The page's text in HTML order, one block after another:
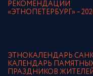
РЕКОМЕНДАЦИИ
«ЭТНОПЕТЕРБУРГ» –
ЭТНОКАЛЕНДАРЬ
КАЛЕНДАРЬ
ПРАЗДНИКОВ